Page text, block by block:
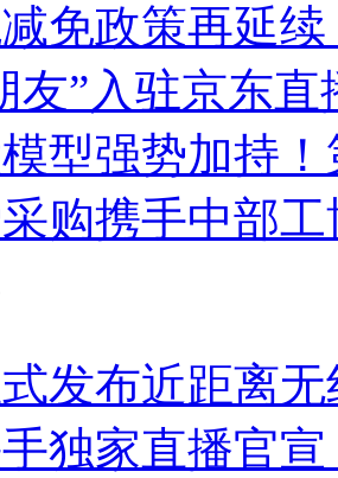
免政策再延
友”入驻京东
型强势加持
购携手中部
发布近距离
独家直播官